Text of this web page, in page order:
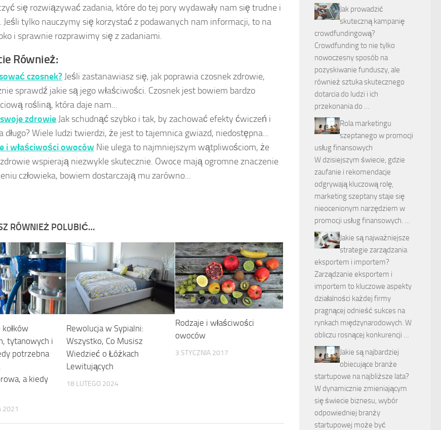
się rozwiązywać zadania, które do tej pory wydawały nam się trudne i
Jeśli tylko nauczymy się korzystać z podawanych nam informacji, to na
i sprawnie rozprawimy się z zadaniami.
Również:
czosnek? Jeśli zastanawiasz się, jak poprawia czosnek zdrowie,
sprawdź jakie są jego właściwości. Czosnek jest bowiem bardzo
rośliną, która daje nam...
zdrowie Jak schudnąć szybko i tak, by zachować efekty ćwiczeń i
długo? Wiele ludzi twierdzi, że jest to tajemnica gwiazd, niedostępna...
i właściwości owoców Nie ulega to najmniejszym wątpliwościom, że
wspierają niezwykle skutecznie. Owoce mają ogromne znaczenie
człowieka, bowiem dostarczają mu zarówno...
RÓWNIEŻ POLUBIĆ…
tytanowych i
potrzebna
a kiedy
2021
Rewolucja w Sypialni:
Wszystko, Co Musisz
Wiedzieć o Łóżkach
Lewitujących
18 LUTEGO 2024
Rodzaje i właściwości
owoców
3 STYCZNIA 2017
Jak prowadzić
skuteczną kampanię
crowdfundingową?
Crowdfunding to nie tylko
nowoczesny sposób na
pozyskiwanie funduszy, ale
również sztuka skutecznego
dotarcia do ludzi i ich
przekonania do …
Rola marketingu
szeptanego w promocji
usług finansowych
W dzisiejszym świecie, gdzie
zaufanie i rekomendacje
odgrywają kluczową rolę,
marketing szeptany staje się
nieocenionym narzędziem w
promocji usług finansowych. …
Jakie są najważniejsze
strategie zarządzania
eksportem i importem?
Zarządzanie eksportem i
importem to kluczowe aspekty
działalności każdej firmy
pragnącej odnieść sukces na
rynkach międzynarodowych. W
obliczu rosnącej konkurencji …
Jakie są najbardziej
obiecujące branże
startupowe na najbliższe lata?
W dynamicznie zmieniającym
się świecie biznesu, wybór
odpowiedniej branży
startupowej może być